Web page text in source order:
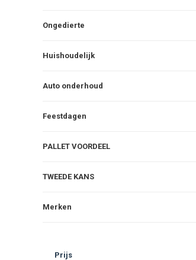
Ongedierte
Huishoudelijk
Auto onderhoud
Feestdagen
PALLET VOORDEEL
TWEEDE KANS
Merken
Prijs